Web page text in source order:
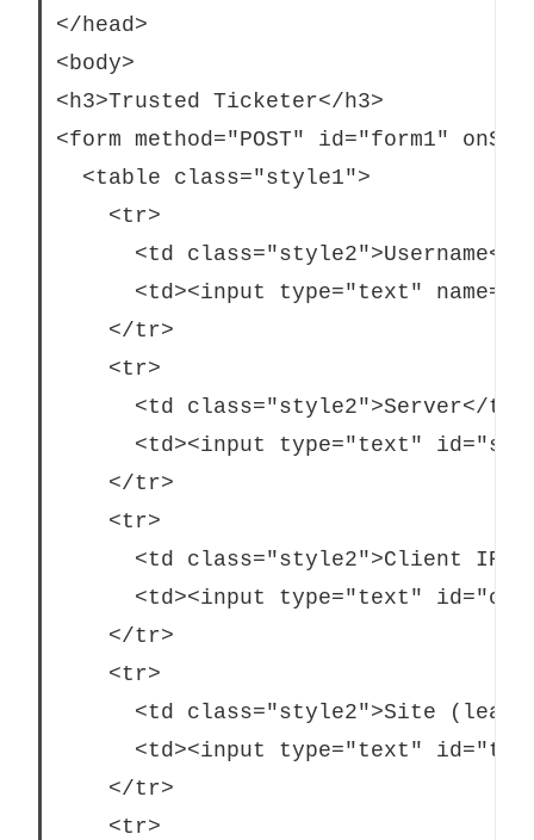
</head>
<body>
<h3>Trusted Ticketer</h3>
<form method="POST" id="form1"
  <table class="style1">
    <tr>
<td class="style2">Username</
<td><input type="text"
    </tr>
    <tr>
      <td class="style2">Server</td>
<td><input type="text"
    </tr>
    <tr>
<td class="style2">Client IP
<td><input type="text"
    </tr>
    <tr>
<td class="style2">Site
<td><input type="text"
    </tr>
    <tr>